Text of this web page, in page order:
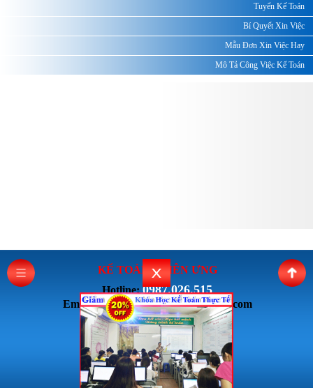
Tuyển Kế Toán
Bí Quyết Xin Việc
Mẫu Đơn Xin Việc Hay
Mô Tả Công Việc Kế Toán
KẾ TOÁN THIÊN ƯNG
Hotline:0987.026.515
Email: ketoanthienung6868@gmail.com